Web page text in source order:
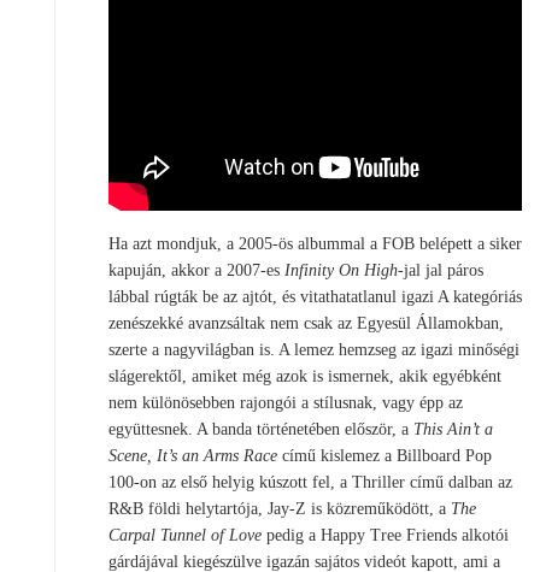
Ha azt mondjuk, a 2005-ös albummal a FOB belépett a siker
kapuján, akkor a 2007-es Infinity On High-jal jal páros
lábbal rúgták be az ajtót, és vitathatatlanul igazi A kategóriás
zenészekké avanzsáltak nem csak az Egyesül Államokban,
szerte a nagyvilágban is. A lemez hemzseg az igazi minőségi
slágerektől, amiket még azok is ismernek, akik egyébként
nem különösebben rajongói a stílusnak, vagy épp az
együttesnek. A banda történetében először, a This Ain’t a
Scene, It’s an Arms Race című kislemez a Billboard Pop
100-on az első helyig kúszott fel, a Thriller című dalban az
R&B földi helytartója, Jay-Z is közreműködött, a The
Carpal Tunnel of Love pedig a Happy Tree Friends alkotói
gárdájával kiegészülve igazán sajátos videót kapott, ami a